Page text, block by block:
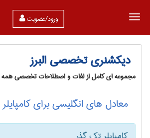
ورود/عضویت
دیکشنری تخصصی البرز
مجموعه ای کامل از لغات و اصطلاحات تخصصی همه
معادل های انگلیسی برای